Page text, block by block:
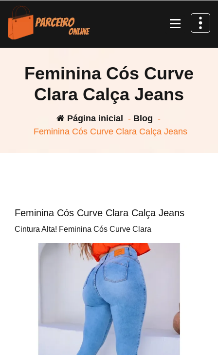
Pular
para
conteúdo
Feminina Cós Curve
Clara Calça Jeans
Página inicial - Blog -
Feminina Cós Curve Clara Calça Jeans
Blog
Feminina Cós Curve Clara Calça Jeans
Cintura Alta! Feminina Cós Curve Clara